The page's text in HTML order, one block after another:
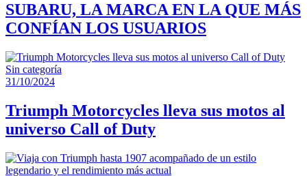
SUBARU, LA MARCA EN LA QUE MÁS
CONFÍAN LOS USUARIOS
Sin categoría
31/10/2024
Triumph Motorcycles lleva sus motos al
universo Call of Duty